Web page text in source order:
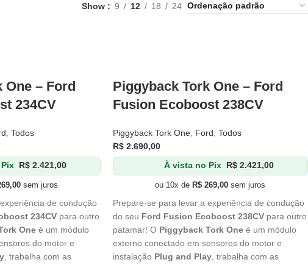
Show 9 12 18 24
One – Ford
234CV
Todos
R$2.421,00
sem juros
de condução
234CVpara outro
Oneé um módulo
do motor e
, trabalha com as
Piggyback Tork One – Ford
Fusion Ecoboost 238CV
Piggyback Tork One, Ford Todos
R$2.690,00
À vista no Pix R$ 2.421,00
ou 10x de R$ 269,00 sem juros
Prepare-se para levar a experiência de condução
do seu Ford Fusion Ecoboost 238CVpara outro
patamar! O Piggyback Tork Oneé um módulo
externo conectado em sensores do motor e
instalação Plug and Play, trabalha com as